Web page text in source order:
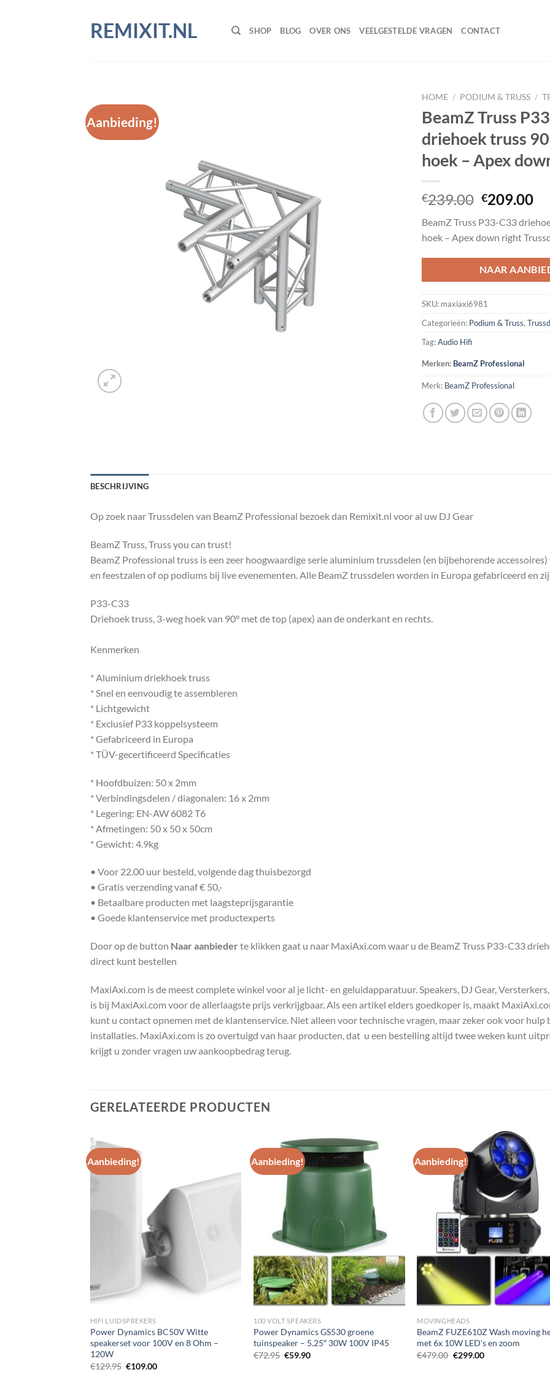
REMIXIT.NL SHOP BLOG OVER ONS VEELGESTELDE VRAGEN CONTACT
Aanbieding!
HOME / PODIUM & TRUSS /
BeamZ Truss
driehoek truss
hoek – Apex
€239.00
was:
€239.00.
€209.00
is:
BeamZ Truss P33-C33
hoek – Apex down right
NAAR
SKU: maxiaxi6981
Categorieën: Podium & Truss,
Tag:Audio Hifi
Merken: BeamZ Professional
Merk: BeamZ Professional
BESCHRIJVING
Op zoek naar Trussdelen van BeamZ Professional bezoek dan Remixit.nl voor al uw DJ Gear
BeamZ Truss, Truss you can trust!
BeamZ Professional truss is een zeer hoogwaardige serie aluminium trussdelen (en bijbehorende
en feestzalen of op podiums bij live evenementen. Alle BeamZ trussdelen worden in Europa gefabriceerd en
P33-C33
Driehoek truss, 3-weg hoek van 90° met de top (apex) aan de onderkant en rechts.
Kenmerken
* Aluminium driekhoek truss
* Snel en eenvoudig te assembleren
* Lichtgewicht
* Exclusief P33 koppelsysteem
* Gefabriceerd in Europa
* TÜV-gecertificeerd Specificaties
* Hoofdbuizen: 50 x 2mm
* Verbindingsdelen / diagonalen: 16 x 2mm
* Legering: EN-AW 6082 T6
* Afmetingen: 50 x 50 x 50cm
* Gewicht: 4.9kg
• Voor 22.00 uur besteld, volgende dag thuisbezorgd
• Gratis verzending vanaf € 50,-
• Betaalbare producten met laagsteprijsgarantie
• Goede klantenservice met productexperts
Door op de button Naar aanbieder te klikken gaat u naar MaxiAxi.com waar u de BeamZ Truss P33-C33
direct kunt bestellen
MaxiAxi.com is de meest complete winkel voor al je licht- en geluidapparatuur. Speakers, DJ Gear,
is bij MaxiAxi.com voor de allerlaagste prijs verkrijgbaar. Als een artikel elders goedkoper is, maakt
kunt u contact opnemen met de klantenservice. Niet alleen voor technische vragen, maar zeker ook voor
installaties. MaxiAxi.com is zo overtuigd van haar producten, dat u een bestelling altijd twee weken kunt
krijgt u zonder vragen uw aankoopbedrag terug.
GERELATEERDE PRODUCTEN
Aanbieding!
Toevoegen
HIFI LUIDSPREKERS
Power Dynamics BC50V Witte
speakerset voor 100V en 8 Ohm –
120W
€129.95 Oorspronkelijke
€109.00Huidige
Aanbieding!
aan
wenslijst
100 VOLT SPEAKERS
Power Dynamics GS530 groene
tuinspeaker – 5.25″ 30W 100V IP45
€72.95 Oorspronkelijke
€59.90Huidige
Aanbieding!
MOVINGHEADS
BeamZ FUZE610Z Wash moving
met 6x 10W LED's en zoom
€479.00 Oorspronkelijke
€299.00Huidige